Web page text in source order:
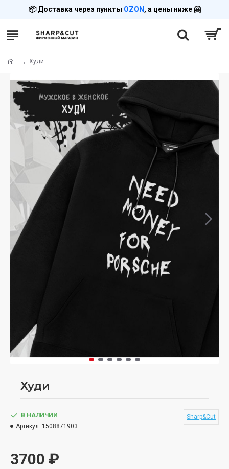
📦 Доставка через пункты OZON , а цены ниже 🤗
Худи
Худи
3700 ₽
В НАЛИЧИИ
Артикул: 1508871903
Sharp&Cut